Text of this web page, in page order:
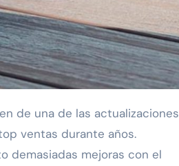
de una de las actualizaciones
ventas durante años.
demasiadas mejoras con el